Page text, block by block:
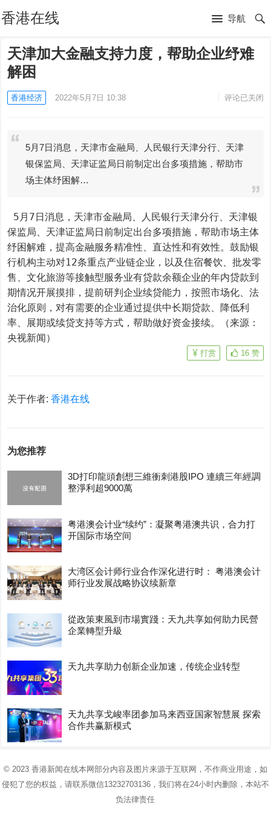
香港在线 导航
天津加大金融支持力度，帮助企业纾难
解困
香港经济 2022年5月7日 10:38 评论已关闭
5月7日消息，天津市金融局、人民银行天津分行、天津
银保监局、天津证监局日前制定出台多项措施，帮助市
场主体纾困解…
保监局、天津证监局日前制定出台多项措施，帮助市场主体
纾困解难，提高金融服务精准性、直达性和有效性。鼓励银
行机构主动对12条重点产业链企业，以及住宿餐饮、批发零
售、文化旅游等接触型服务业有贷款余额企业的年内贷款到
期情况开展摸排，提前研判企业续贷能力，按照市场化、法
治化原则，对有需要的企业通过提供中长期贷款、降低利
率、展期或续贷支持等方式，帮助做好资金接续。（来源：
央视新闻）
16 赞
打赏
关于作者:香港在线
为您推荐
3D打印龍頭創想三維衝刺港股IPO 連續三年經調
整淨利超9000萬
粤港澳会计业“续约”：凝聚粤港澳共识，合力打
开国际市场空间
大湾区会计师行业合作深化进行时： 粤港澳会计
师行业发展战略协议续新章
從政策東風到市場實踐：天九共享如何助力民營
企業轉型升級
天九共享助力创新企业加速，传统企业转型
天九共享戈峻率团参加马来西亚国家智慧展 探索
合作共赢新模式
© 2023 香港新闻在线本网部分内容及图片来源于互联网，不作商业用途，如
侵犯了您的权益，请联系微信13232703136，我们将在24小时内删除，本站不
负法律责任